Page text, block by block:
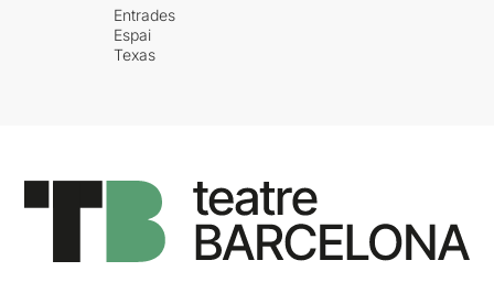
Entrades
Espai
Texas